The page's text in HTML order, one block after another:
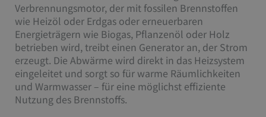
Verbrennungsmotor, der mit fossilen Brennstoffen
wie Heizöl oder Erdgas oder erneuerbaren
Energieträgern wie Biogas, Pflanzenöl oder Holz
betrieben wird, treibt einen Generator an, der Strom
erzeugt. Die Abwärme wird direkt in das Heizsystem
eingeleitet und sorgt so für warme Räumlichkeiten
und Warmwasser – für eine möglichst effiziente
Nutzung des Brennstoffs.